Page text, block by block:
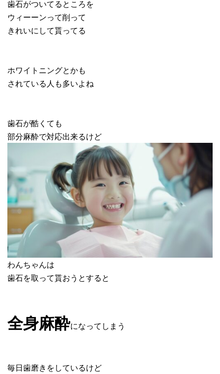
歯石がついてるところを
ウィーーンって削って
きれいにして貰ってる
ホワイトニングとかも
されている人も多いよね
歯石が酷くても
部分麻酔で対応出来るけど
わんちゃんは
歯石を取って貰おうとすると
全身麻酔になってしまう
毎日歯磨きをしているけど